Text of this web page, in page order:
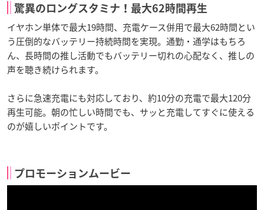
驚異のロングスタミナ！最大62時間再生
イヤホン単体で最大19時間、充電ケース併用で最大62時間とい
う圧倒的なバッテリー持続時間を実現。通勤・通学はもちろ
ん、長時間の推し活動でもバッテリー切れの心配なく、推しの
声を聴き続けられます。
さらに急速充電にも対応しており、約10分の充電で最大120分
再生可能。朝の忙しい時間でも、サッと充電してすぐに使える
のが嬉しいポイントです。
プロモーションムービー